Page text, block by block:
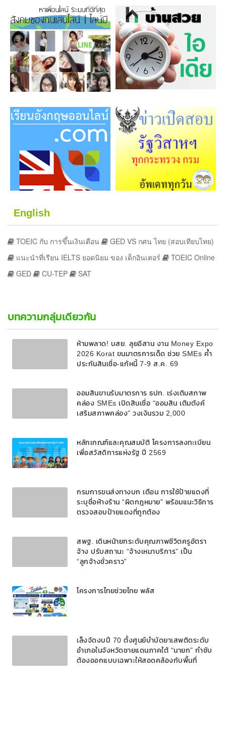
English
TOEIC กับ การขึ้นเงินเดือน
GED VS กศน ไทย (สอบเทียบไทย)
แนะนำที่เรียน IELTS ยอดนิยม ของ เด็กอินเตอร์
TOEIC Online
GED
CU-TEP SAT
บทความกลุ่มเดียวกัน
ห้ามพลาด! บสย. ลุยอีสาน งาน Money Expo
2026 Korat ขนมาตรการเด็ด ช่วย SMEs ค้ำ
ประกันสินเชื่อ-แก้หนี้ 7-9 ส.ค. 69
ออมสินขานรับมาตรการ ธปท. เร่งเติมสภาพ
คล่อง SMEs เปิดสินเชื่อ “ออมสิน เติมตังค์
เสริมสภาพคล่อง” วงเงินรวม 2,000
หลักเกณฑ์และคุณสมบัติ โครงการลงทะเบียน
เพื่อสวัสดิการแห่งรัฐ ปี 2569
กรมการขนส่งทางบก เตือน การใช้ป้ายแดงที่
ระบุชื่อห้างร้าน “ผิดกฎหมาย” พร้อมแนะวิธีการ
ตรวจสอบป้ายแดงที่ถูกต้อง
สพฐ. เดินหน้ายกระดับคุณภาพชีวิตครูอัตรา
จ้าง ปรับสถานะ “จ้างเหมาบริการ” เป็น
“ลูกจ้างชั่วคราว”
โครงการไทยช่วยไทย พลัส
เล็งจัดงบปี 70 ตั้งศูนย์บำบัดยาเสพติดระดับ
อำเภอในจังหวัดชายแดนภาคใต้ “นายก” กำชับ
ต้องออกแบบเฉพาะให้สอดคล้องกับพื้นที่